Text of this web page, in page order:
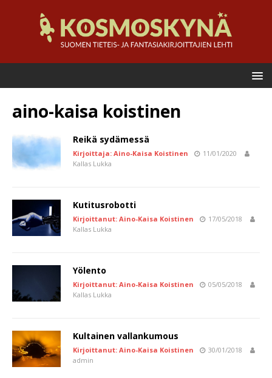
aino-kaisa koistinen
Reikä sydämessä
Kirjoittaja: Aino-Kaisa Koistinen
11/01/2020
Kallas Lukka
Kutitusrobotti
Kirjoittanut: Aino-Kaisa Koistinen
17/05/2018
Kallas Lukka
Yölento
Kirjoittanut: Aino-Kaisa Koistinen
05/05/2018
Kallas Lukka
Kultainen vallankumous
Kirjoittanut: Aino-Kaisa Koistinen
30/01/2018
admin